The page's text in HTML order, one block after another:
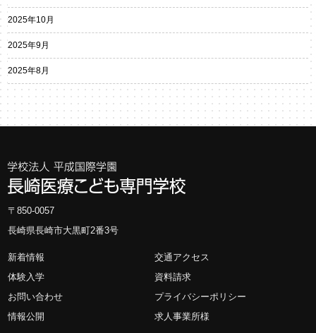
2025年10月
2025年9月
2025年8月
〒850-0057
長崎県長崎市大黒町2番3号
新着情報
交通アクセス
体験入学
資料請求
お問い合わせ
プライバシーポリシー
情報公開
求人事業所様